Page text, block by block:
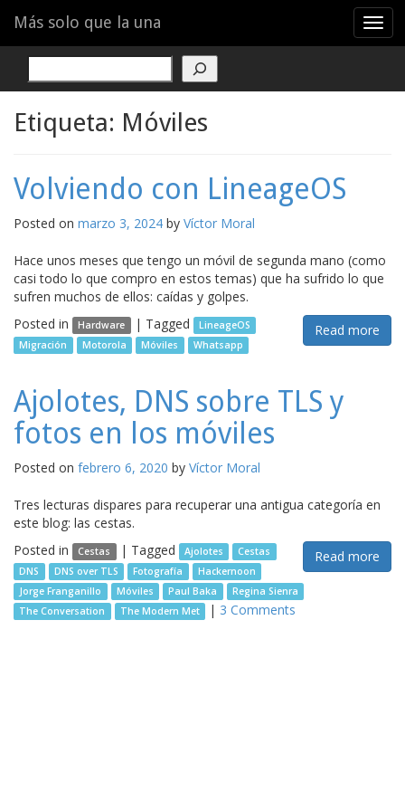
Menu
content
T
o
l
i
o
Más solo que la una
Buscar
Etiqueta: Móviles
Volviendo con LineageOS
Posted on marzo 3, 2024 by Víctor Moral
Hace unos meses que tengo un móvil de segunda mano (como
casi todo lo que compro en estos temas) que ha sufrido lo que
sufren muchos de ellos: caídas y golpes.
Read more
Posted in Hardware | Tagged
LineageOS
Migración
Motorola Móviles Whatsapp
Ajolotes, DNS sobre TLS y
fotos en los móviles
Posted on febrero 6, 2020 by Víctor Moral
Tres lecturas dispares para recuperar una antigua categoría en
este blog: las cestas.
Read more
Posted in Cestas | Tagged Ajolotes
Cestas
DNS
DNS over TLS Fotografía
Hackernoon
Jorge Franganillo
Móviles Paul Baka
Regina Sienra
The Conversation
The Modern Met | 3 Comments